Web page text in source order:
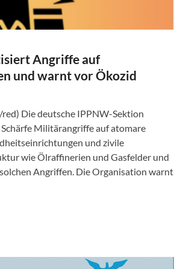
Angriffe auf
und warnt vor Ökozid
Die deutsche IPPNW-Sektion
Militärangriffe auf atomare
und zivile
wie Ölraffinerien und Gasfelder und
Angriffen. Die Organisation warnt